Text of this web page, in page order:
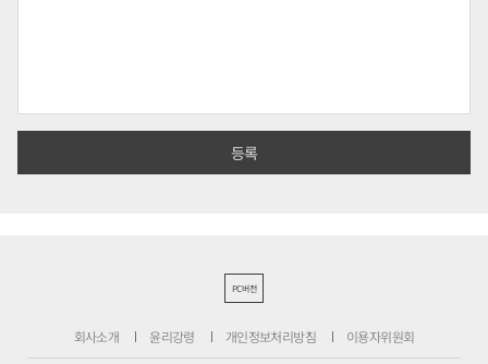
PC버전
회사소개 윤리강령 개인정보처리방침 이용자위원회